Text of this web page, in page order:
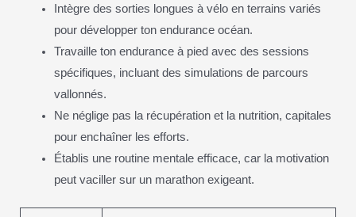
Intègre des sorties longues à vélo en terrains variés
pour développer ton endurance océan.
Travaille ton endurance à pied avec des sessions
spécifiques, incluant des simulations de parcours
vallonnés.
Ne néglige pas la récupération et la nutrition, capitales
pour enchaîner les efforts.
Établis une routine mentale efficace, car la motivation
peut vaciller sur un marathon exigeant.